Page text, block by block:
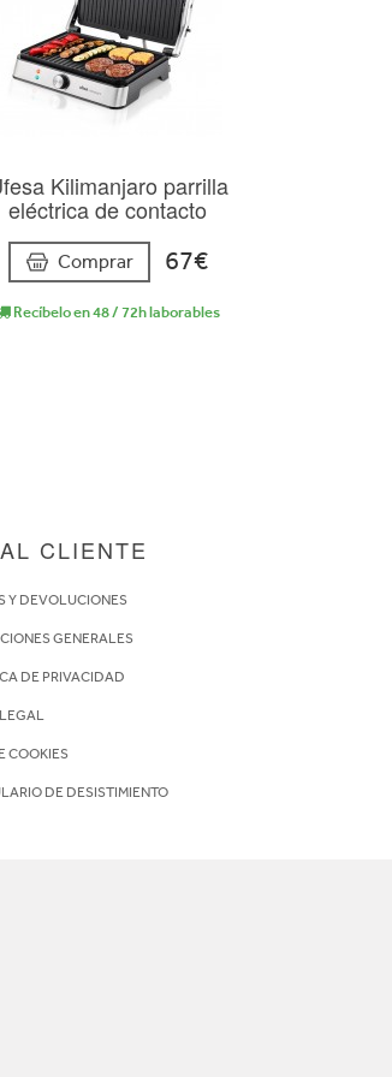
Kilimanjaro parrilla
eléctrica de contacto
Comprar 67€
Recíbelo en 48 / 72h laborables
CLIENTE
Y DEVOLUCIONES
GENERALES
DE PRIVACIDAD
COOKIES
DE DESISTIMIENTO